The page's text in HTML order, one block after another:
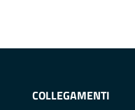
COLLEGAMENTI